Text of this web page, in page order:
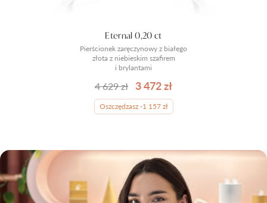
Pierścionek zaręczynowy z białego
złota z niebieskim szafirem
i brylantami
Eternal 0,20 ct
4 629 zł 3 472 zł
Oszczędzasz -1 157 zł